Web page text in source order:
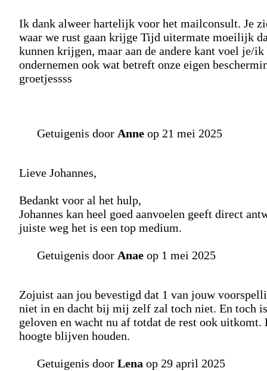
Ik dank alweer hartelijk voor het mailconsult. Je
waar we rust gaan krijge Tijd uitermate moeilijk
kunnen krijgen, maar aan de andere kant voel je/
ondernemen ook wat betreft onze eigen
groetjessss
Getuigenis door Anne op 21 mei 2025
Lieve Johannes,
Bedankt voor al het hulp,
Johannes kan heel goed aanvoelen geeft direct
juiste weg het is een top medium.
Getuigenis door Anae op 1 mei 2025
Zojuist aan jou bevestigd dat 1 van jouw
niet in en dacht bij mij zelf zal toch niet. En toch
geloven en wacht nu af totdat de rest ook
hoogte blijven houden.
Getuigenis door Lena op 29 april 2025